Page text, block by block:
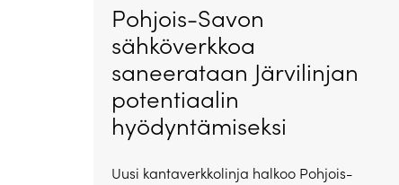
Pohjois-Savon
sähköverkkoa
saneerataan Järvilinjan
potentiaalin
hyödyntämiseksi
Uusi kantaverkkolinja halkoo Pohjois-